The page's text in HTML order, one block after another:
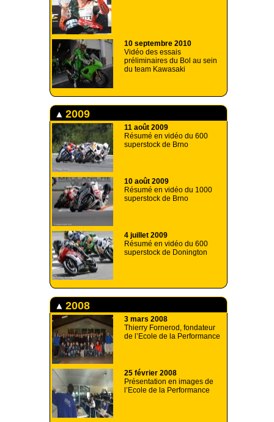
10 septembre 2010
Vidéo des essais
préliminaires du Bol au sein
du team Kawasaki
2009
11 août 2009
Résumé en vidéo du 600
superstock de Brno
10 août 2009
Résumé en vidéo du 1000
superstock de Brno
4 juillet 2009
Résumé en vidéo du 600
superstock de Donington
2008
3 mars 2008
Thierry Fornerod, fondateur
de l’Ecole de la Performance
25 février 2008
Présentation en images de
l’Ecole de la Performance